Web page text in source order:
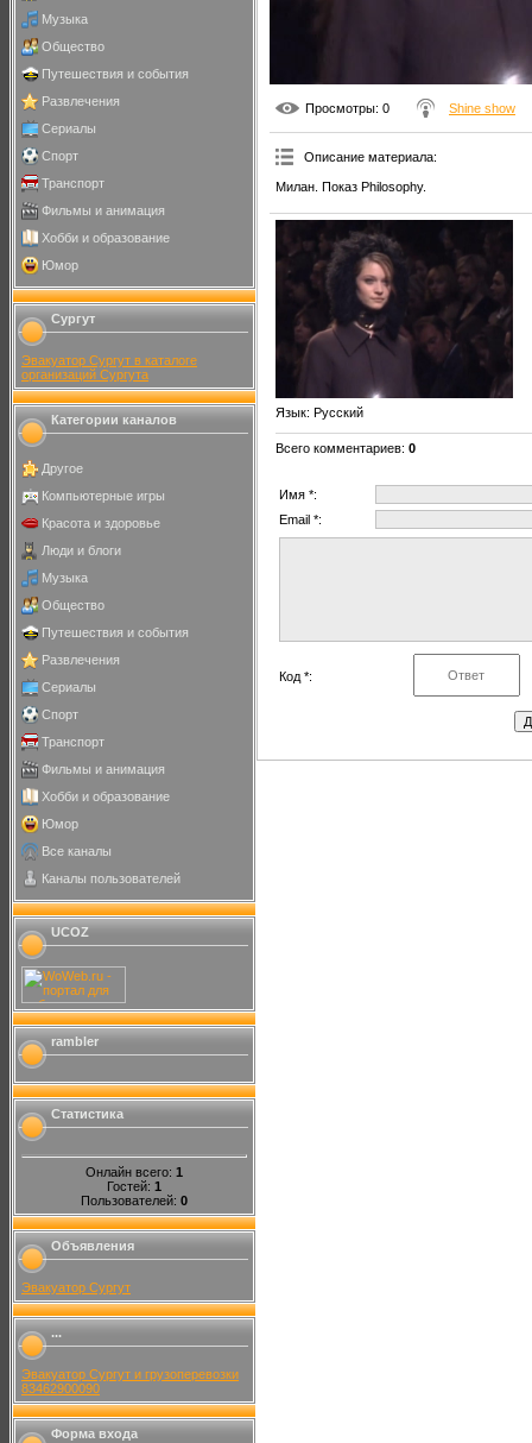
Музыка
Общество
Путешествия и события
Развлечения
Сериалы
Спорт
Транспорт
Фильмы и анимация
Хобби и образование
Юмор
Сургут
Эвакуатор Сургут в каталоге
организаций Сургута
Категории каналов
Другое
Компьютерные игры
Красота и здоровье
Люди и блоги
Музыка
Общество
Путешествия и события
Развлечения
Сериалы
Спорт
Транспорт
Фильмы и анимация
Хобби и образование
Юмор
Все каналы
Каналы пользователей
UCOZ
rambler
Статистика
Онлайн всего: 1
Гостей: 1
Пользователей: 0
Объявления
Эвакуатор Сургут
...
Эвакуатор Сургут и грузоперевозки
83462900090
Форма входа
Просмотры: 0 Shine show
Описание материала:
Милан. Показ Philosophy.
Язык: Русский
Всего комментариев: 0
Имя *:
Email *:
Код *: